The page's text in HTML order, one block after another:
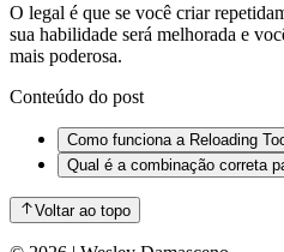
O legal é que se você criar
sua habilidade será melhorada e
mais poderosa.
Conteúdo do post
Como funciona a Reloading
Qual é a combinação correta
Voltar ao topo